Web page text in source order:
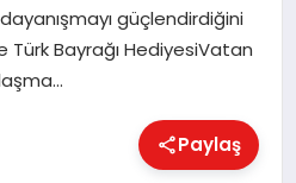
güçlendirdiğini
Türk Bayrağı HediyesiVatan
Paylaş